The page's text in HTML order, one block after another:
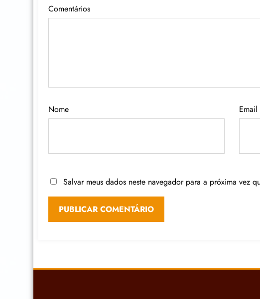
Comentários
Nome Email
Salvar meus dados neste navegador para a próxima vez